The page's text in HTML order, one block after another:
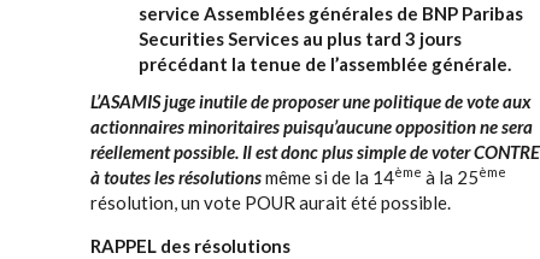
service Assemblées générales de BNP Paribas
Securities Services au plus tard 3 jours
précédant la tenue de l’assemblée générale.
L’ASAMIS juge inutile de proposer une politique de vote aux
actionnaires minoritaires puisqu’aucune opposition ne sera
réellement possible. Il est donc plus simple de voter CONTRE
à toutes les résolutionsmême si de la 14ème à la 25ème
résolution, un vote POUR aurait été possible.
RAPPEL des résolutions